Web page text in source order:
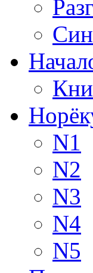
N1
N2
N3
N4
N5